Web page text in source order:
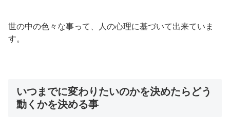
世の中の色々な事って、人の心理に基づいて出来ていま
す。
いつまでに変わりたいのかを決めたらどう
動くかを決める事